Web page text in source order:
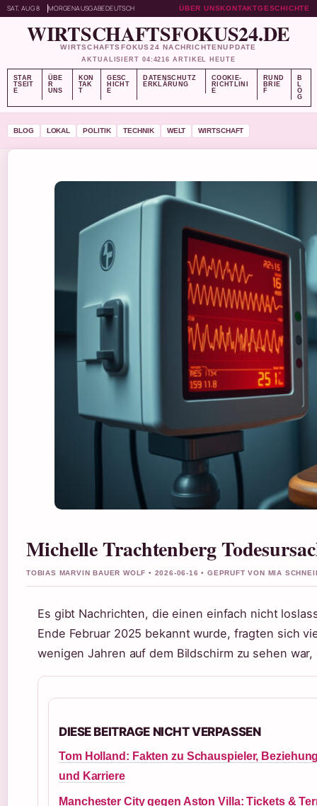
SAT, AUG 8 MORGENAUSGABEDEUTSCH ÜBER UNSKONTAKTGESCHICHTE
WIRTSCHAFTSFOKUS24.DE
WIRTSCHAFTSFOKUS24 NACHRICHTENUPDATE
AKTUALISIERT 04:4216 ARTIKEL HEUTE
STAR
TSEIT
E
ÜBE
R
UNS
KON
TAK
T
GESC
HICHT
E
DATENSCHUTZ
ERKLÄRUNG
COOKIE-
RICHTLINI
E
RUND
BRIE
F
B
L
O
G
BLOG LOKAL POLITIK TECHNIK WELT WIRTSCHAFT
Michelle Trachtenberg
TOBIAS MARVIN BAUER WOLF • 2026-06-16 • GEPRUFT VON MIA
Es gibt Nachrichten, die einen einfach nicht
Ende Februar 2025 bekannt wurde, fragten sich
wenigen Jahren auf dem Bildschirm zu sehen
DIESE BEITRAGE NICHT VERPASSEN
Tom Holland: Fakten zu Schauspieler,
und Karriere
Manchester City gegen Aston Villa: Tickets &